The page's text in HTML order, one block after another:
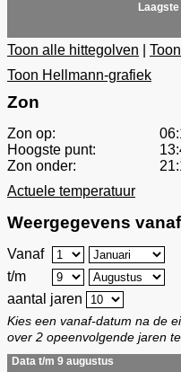
Toon alle hittegolven
Toon Hellmann-grafiek
Zon
Zon op:
Hoogste punt:
Zon onder:
Actuele temperatuur
Weergegevens
Vanaf
t/m
aantal jaren
Kies een vanaf-datum na de
over 2 opeenvolgende jaren te
Data t/m 9 augustus